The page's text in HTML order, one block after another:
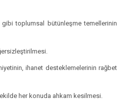
gibi toplumsal bütünleşme temellerinin
ihanet desteklemelerinin rağbet
her konuda ahkam kesilmesi.